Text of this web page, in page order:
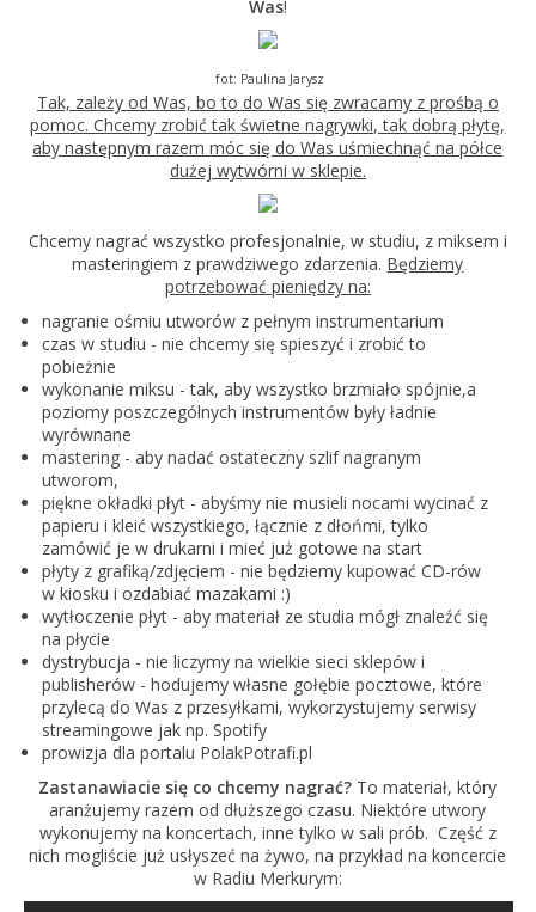
Was!
fot: Paulina Jarysz
Tak, zależy od Was, bo to do Was się zwracamy z prośbą o
pomoc. Chcemy zrobić tak świetne nagrywki, tak dobrą płytę,
aby następnym razem móc się do Was uśmiechnąć na półce
dużej wytwórni w sklepie.
Chcemy nagrać wszystko profesjonalnie, w studiu, z miksem i
masteringiem z prawdziwego zdarzenia. Będziemy
potrzebować pieniędzy na:
nagranie ośmiu utworów z pełnym instrumentarium
czas w studiu - nie chcemy się spieszyć i zrobić to
pobieżnie
wykonanie miksu - tak, aby wszystko brzmiało spójnie,a
poziomy poszczególnych instrumentów były ładnie
wyrównane
mastering - aby nadać ostateczny szlif nagranym
utworom,
piękne okładki płyt - abyśmy nie musieli nocami wycinać z
papieru i kleić wszystkiego, łącznie z dłońmi, tylko
zamówić je w drukarni i mieć już gotowe na start
płyty z grafiką/zdjęciem - nie będziemy kupować CD-rów
w kiosku i ozdabiać mazakami :)
wytłoczenie płyt - aby materiał ze studia mógł znaleźć się
na płycie
dystrybucja - nie liczymy na wielkie sieci sklepów i
publisherów - hodujemy własne gołębie pocztowe, które
przylecą do Was z przesyłkami, wykorzystujemy serwisy
streamingowe jak np. Spotify
prowizja dla portalu PolakPotrafi.pl
Zastanawiacie się co chcemy nagrać? To materiał, który
aranżujemy razem od dłuższego czasu. Niektóre utwory
wykonujemy na koncertach, inne tylko w sali prób. Część z
nich mogliście już usłyszeć na żywo, na przykład na koncercie
w Radiu Merkurym: